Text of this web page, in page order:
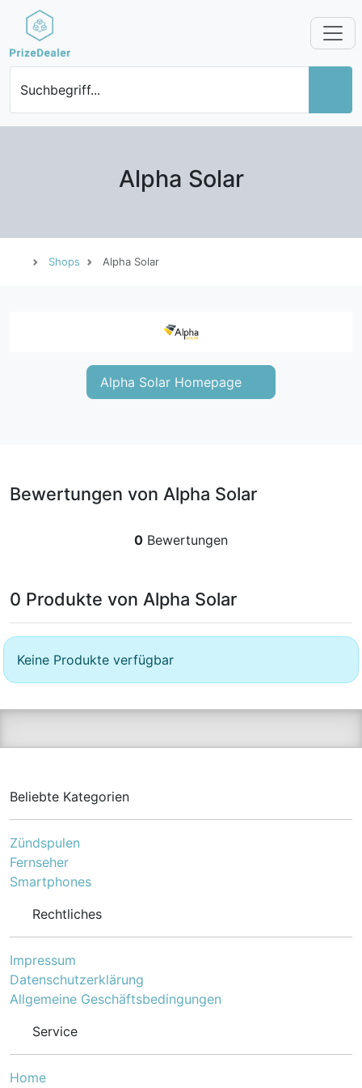
Suchbegriff...
Alpha Solar
Shops Alpha Solar
Alpha Solar Homepage
Bewertungen von Alpha Solar
0 Bewertungen
0 Produkte von Alpha Solar
Keine Produkte verfügbar
Beliebte Kategorien
Zündspulen
Fernseher
Smartphones
Rechtliches
Impressum
Datenschutzerklärung
Allgemeine Geschäftsbedingungen
Service
Home